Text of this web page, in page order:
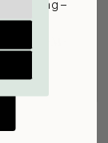
Nety D-M -
–